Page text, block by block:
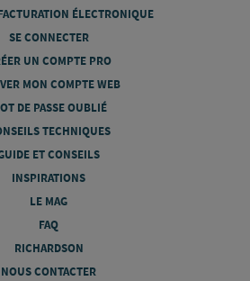
ÉLECTRONIQUE
SE CONNECTER
UN COMPTE PRO
MON COMPTE WEB
DE PASSE OUBLIÉ
TECHNIQUES
ET CONSEILS
INSPIRATIONS
LE MAG
FAQ
RICHARDSON
NOUS CONTACTER